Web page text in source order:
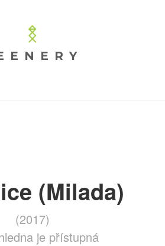
(Milada)
(2017)
je přístupná